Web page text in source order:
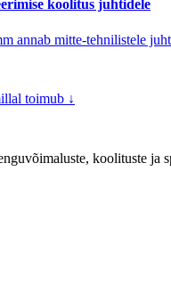
koolitus juhtidele
annab mitte-tehnilistele
toimub ↓
koolituste ja